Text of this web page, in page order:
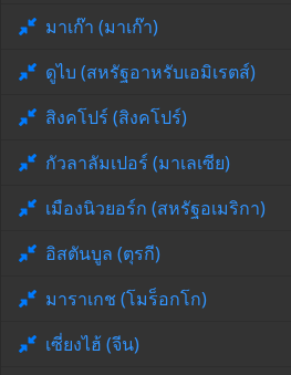
มาเก๊า (มาเก๊า)
ดูไบ (สหรัฐอาหรับเอมิเรตส์)
สิงคโปร์ (สิงคโปร์)
กัวลาลัมเปอร์ (มาเลเซีย)
เมืองนิวยอร์ก (สหรัฐอเมริกา)
อิสตันบูล (ตุรกี)
มาราเกช (โมร็อกโก)
เซี่ยงไฮ้ (จีน)